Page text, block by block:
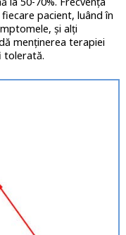
pacient, luând în
și alți
menținerea terapiei
tolerată.